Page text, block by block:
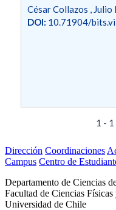
César Collazos Julio
DOI: 10.71904/
1 -